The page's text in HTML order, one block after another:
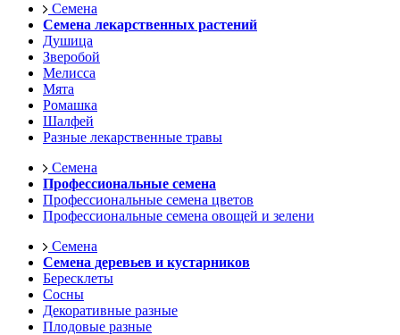
Семена
Семена лекарственных растений
Душица
Зверобой
Мелисса
Мята
Ромашка
Шалфей
Разные лекарственные травы
Семена
Профессиональные семена
Профессиональные семена цветов
Профессиональные семена овощей и зелени
Семена
Семена деревьев и кустарников
Бересклеты
Сосны
Декоративные разные
Плодовые разные